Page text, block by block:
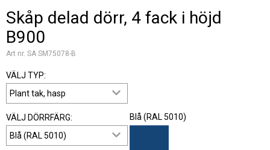
Skåp delad dörr, 4 fack i höjd
B900
Art nr. SA SM75078-B
VÄLJ TYP:
VÄLJ DÖRRFÄRG: Blå (RAL 5010)